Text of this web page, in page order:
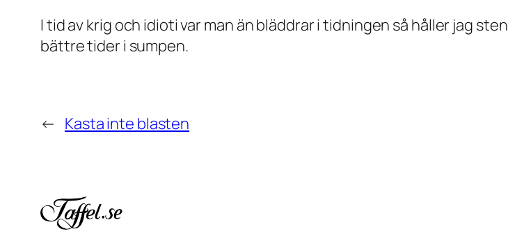
I tid av krig och idioti var man än bläddrar i tidningen så håller jag
bättre tider i sumpen.
← Kasta inte blasten